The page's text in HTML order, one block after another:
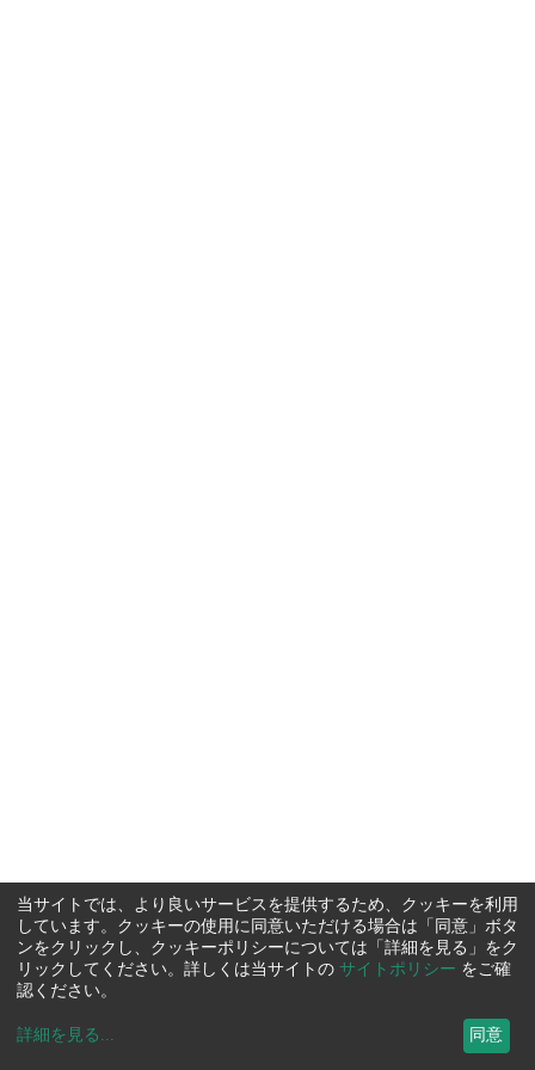
当サイトでは、より良いサービスを提供するため、クッキーを利用
しています。クッキーの使用に同意いただける場合は「同意」ボタ
ンをクリックし、クッキーポリシーについては「詳細を見る」をク
リックしてください。詳しくは当サイトの サイトポリシー をご確
認ください。
詳細を見る ... 同意